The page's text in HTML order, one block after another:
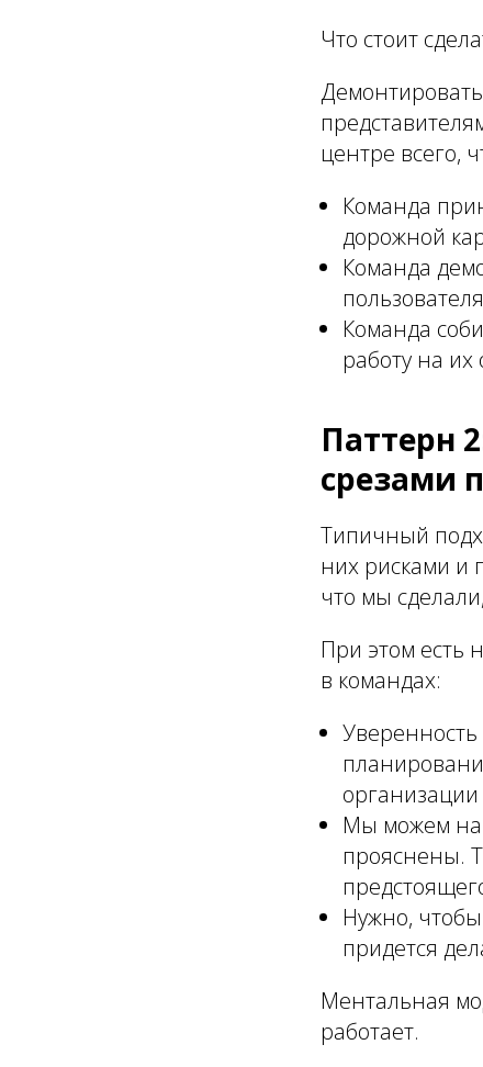
Что стоит
центре всего,
Команда
дорожной
Команда
Команда
работу на их
Паттерн
срезами
Типичный
них рисками и
что мы
При этом есть
в командах:
Уверенность
Мы можем
прояснены.
Нужно,
придется
Ментальная
работает.